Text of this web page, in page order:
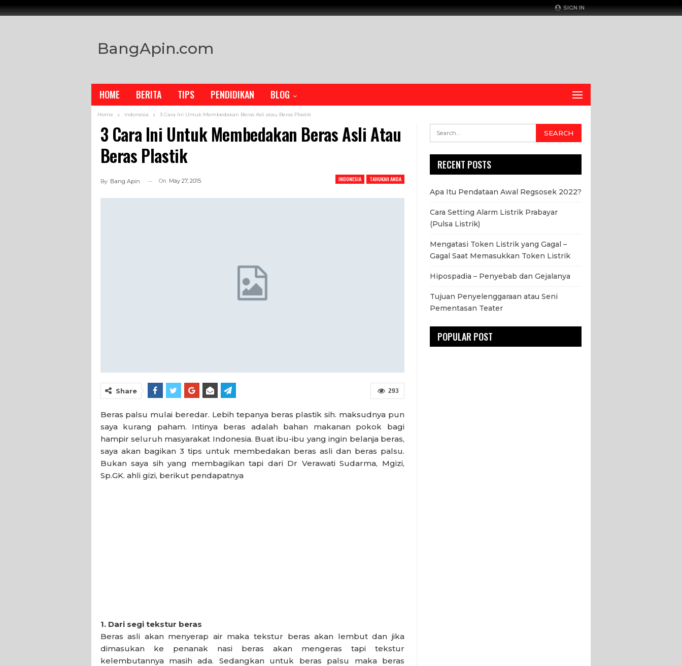
SIGN IN
BangApin.com
HOME BERITA TIPS PENDIDIKAN BLOG
Home indonesia 3 Cara Ini Untuk Membedakan Beras Asli atau Beras Plastik
3 Cara Ini Untuk Membedakan Beras Asli Atau
Beras Plastik
INDONESIA TAHUKAH ANDA
By Bang Apin On May 27, 2015
293
Share
Beras palsu mulai beredar. Lebih tepanya beras plastik sih. maksudnya pun
saya kurang paham. Intinya beras adalah bahan makanan pokok bagi
hampir seluruh masyarakat Indonesia. Buat ibu-ibu yang ingin belanja beras,
saya akan bagikan 3 tips untuk membedakan beras asli dan beras palsu.
Bukan saya sih yang membagikan tapi dari Dr Verawati Sudarma, Mgizi,
Sp.GK. ahli gizi, berikut pendapatnya
1. Dari segi tekstur beras
Beras asli akan menyerap air maka tekstur beras akan lembut dan jika
dimasukan ke penanak nasi beras akan mengeras tapi tekstur
kelembutannya masih ada. Sedangkan untuk beras palsu maka beras
RECENT POSTS
Apa Itu Pendataan Awal Regsosek 2022?
Cara Setting Alarm Listrik Prabayar
(Pulsa Listrik)
Mengatasi Token Listrik yang Gagal –
Gagal Saat Memasukkan Token Listrik
Hipospadia – Penyebab dan Gejalanya
Tujuan Penyelenggaraan atau Seni
Pementasan Teater
POPULAR POST